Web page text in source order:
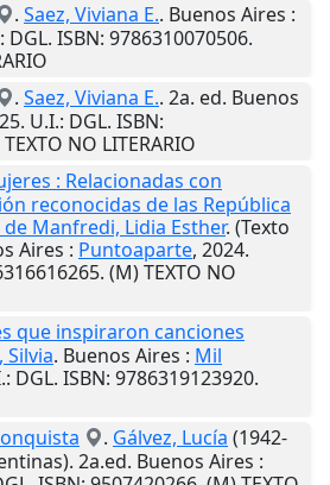
. Saez, Viviana E.. Buenos Aires :
: DGL. ISBN: 9786310070506.
. Saez, Viviana E.. 2a. ed. Buenos
. U.I.: DGL. ISBN:
NO LITERARIO
: Relacionadas con
reconocidas de las República
de Manfredi, Lidia Esther. (Texto
Aires : Puntoaparte, 2024.
(M) TEXTO NO
que inspiraron canciones
Silvia. Buenos Aires : Mil
: DGL. ISBN: 9786319123920.
. Gálvez, Lucía (1942-
2a.ed. Buenos Aires :